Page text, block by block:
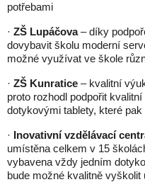
potřebami
· ZŠ Lupáčova– díky
dovybavit školu moderní
možné využívat ve škole
· ZŠ Kunratice – kvalitní
proto rozhodl podpořit
dotykovými tablety, které
· Inovativní vzdělávací
umístěna celkem v 15
vybavena vždy jedním
bude možné kvalitně